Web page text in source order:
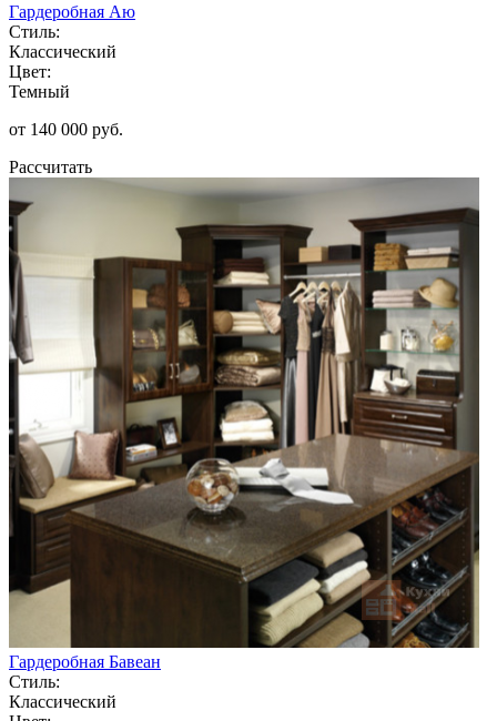
Гардеробная Аю
Стиль:
Классический
Цвет:
Темный
от 140 000 руб.
Рассчитать
Гардеробная Бавеан
Стиль:
Классический